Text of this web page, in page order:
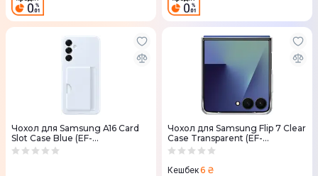
Чохол для Samsung A16 Card
Slot Case Blue (EF-
OA166TLEGWW)
Чохол для Samsung Flip 7 Clear
Case Transparent (EF-
AF766CTEGUA)
Кешбек6 ₴